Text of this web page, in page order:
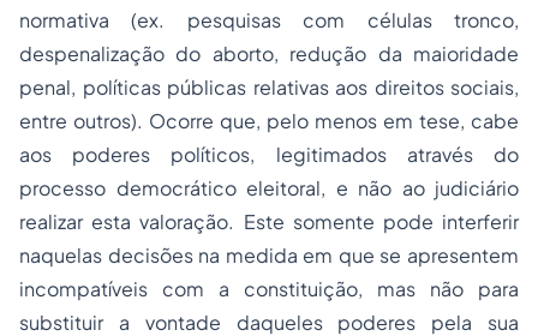
normativa (ex. pesquisas com células tronco,
despenalização do aborto, redução da maioridade
penal, políticas públicas relativas aos direitos sociais,
entre outros). Ocorre que, pelo menos em tese, cabe
aos poderes políticos, legitimados através do
processo democrático eleitoral, e não ao judiciário
realizar esta valoração. Este somente pode interferir
naquelas decisões na medida em que se apresentem
incompatíveis com a constituição, mas não para
substituir a vontade daqueles poderes pela sua